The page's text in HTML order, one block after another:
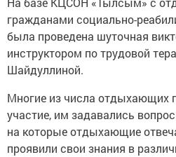
гражданами социально-
была проведена шуточная
инструктором по трудовой
Шайдуллиной.
Многие из числа отдыхающих
участие, им задавались
на которые отдыхающие
проявили свои знания в